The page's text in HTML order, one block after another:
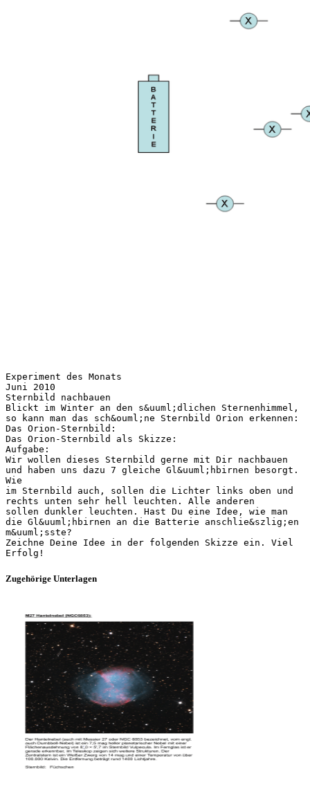
Experiment des Monats
Juni 2010
Sternbild nachbauen
Blickt im Winter an den s&uuml;dlichen Sternenhimmel,
so kann man das sch&ouml;ne Sternbild Orion erkennen:
Das Orion-Sternbild:
Das Orion-Sternbild als Skizze:
Aufgabe:
Wir wollen dieses Sternbild gerne mit Dir nachbauen
und haben uns dazu 7 gleiche Gl&uuml;hbirnen besorgt.
Wie
im Sternbild auch, sollen die Lichter links oben und
rechts unten sehr hell leuchten. Alle anderen
sollen dunkler leuchten. Hast Du eine Idee, wie man
die Gl&uuml;hbirnen an die Batterie anschlie&szlig;en
m&uuml;sste?
Zeichne Deine Idee in der folgenden Skizze ein. Viel
Zugehörige Unterlagen